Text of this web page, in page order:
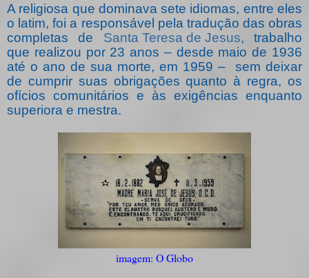
A religiosa que dominava sete idiomas, entre eles
o latim, foi a responsável pela tradução das obras
completas de Santa Teresa de Jesus, trabalho
que realizou por 23 anos – desde maio de 1936
até o ano de sua morte, em 1959 –
sem deixar
de cumprir suas obrigações quanto à regra, os
ofícios comunitários e às exigências enquanto
superiora e mestra.
imagem: O Globo